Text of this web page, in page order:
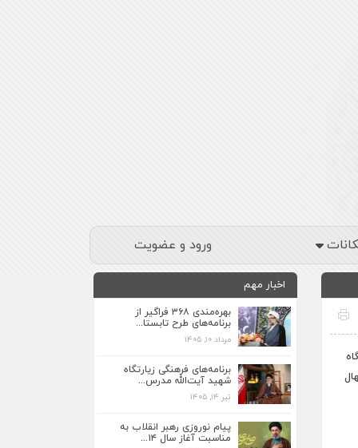
ورود و عضویت
اخبار مهم
بهره‌مندی ۳۶۸ فراگیر از
برنامه‌های طرح تابستا...
مرداد ۱۰, ۱۴۰۵
برنامه‌های فرهنگی زیارتگاه
شهید آیت‌الله مدرس...
تیر ۱۴, ۱۴۰۵
پیام نوروزی رهبر انقلاب به
مناسبت آغاز سال ۱۴...
برنامه‌های فرهنگی زیارتگاه شهید آیت‌الله
تیر ۱۴, ۱۴۰۵
پیام نوروزی رهبر انقلاب به مناسبت آغاز
فروردین ۱۸, ۱۴۰۵